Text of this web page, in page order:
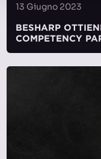
13 Giugno 2023
BESHARP
COMPETENCY